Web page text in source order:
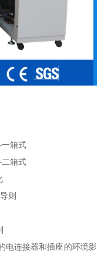
箱式
箱式
则
电连接器和插座的环境影